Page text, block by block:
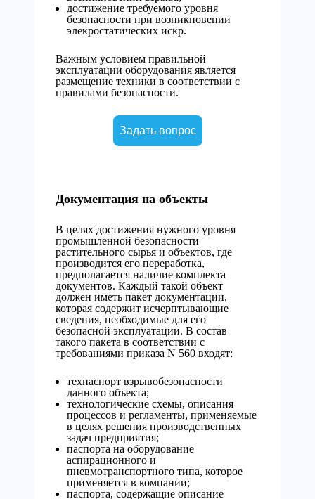
достижение требуемого уровня
безопасности при возникновении
элекростатических искр.
Важным условием правильной
эксплуатации оборудования является
размещение техники в соответствии с
правилами безопасности.
Задать вопрос
Документация на объекты
В целях достижения нужного уровня
промышленной безопасности
растительного сырья и объектов, где
производится его переработка,
предполагается наличие комплекта
документов. Каждый такой объект
должен иметь пакет документации,
которая содержит исчерптывающие
сведения, необходимые для его
безопасной эксплуатации. В состав
такого пакета в соответствии с
требованиями приказа N 560 входят:
техпаспорт взрывобезопасности
данного объекта;
технологические схемы, описания
процессов и регламенты, применяемые
в целях решения производственных
задач предприятия;
паспорта на оборудование
аспирационного и
пневмотранспортного типа, которое
применяется в компании;
паспорта, содержащие описание